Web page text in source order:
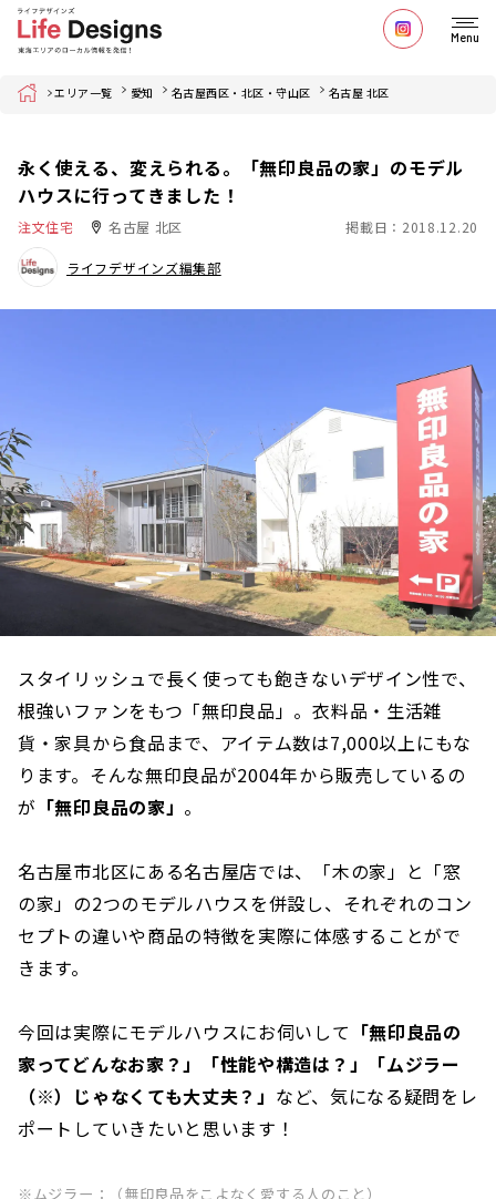
Menu
Home エリア一覧 愛知 名古屋西区・北区・守山区 名古屋 北区
永く使える、変えられる。「無印良品の家」のモデル
ハウスに行ってきました！
注文住宅 名古屋 北区 掲載日：2018.12.20
ライフデザインズ編集部
スタイリッシュで長く使っても飽きないデザイン性で、
根強いファンをもつ「無印良品」。衣料品・生活雑
貨・家具から食品まで、アイテム数は7,000以上にもな
ります。そんな無印良品が2004年から販売しているの
が 「無印良品の家」 。
名古屋市北区にある名古屋店では、「木の家」と「窓
の家」の2つのモデルハウスを併設し、それぞれのコン
セプトの違いや商品の特徴を実際に体感することがで
きます。
今回は実際にモデルハウスにお伺いして 「無印良品の
家ってどんなお家？」「性能や構造は？」「ムジラー
（※）じゃなくても大丈夫？」 など、気になる疑問をレ
ポートしていきたいと思います！
※ムジラー：（無印良品をこよなく愛する人のこと）